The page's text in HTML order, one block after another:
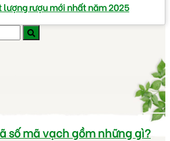
rượu mới nhất năm 2025
số mã vạch gồm những gì?